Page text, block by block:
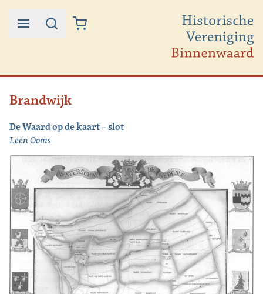
Ga naar de inhoud
Brandwijk
De Waard op de kaart – slot
Leen Ooms